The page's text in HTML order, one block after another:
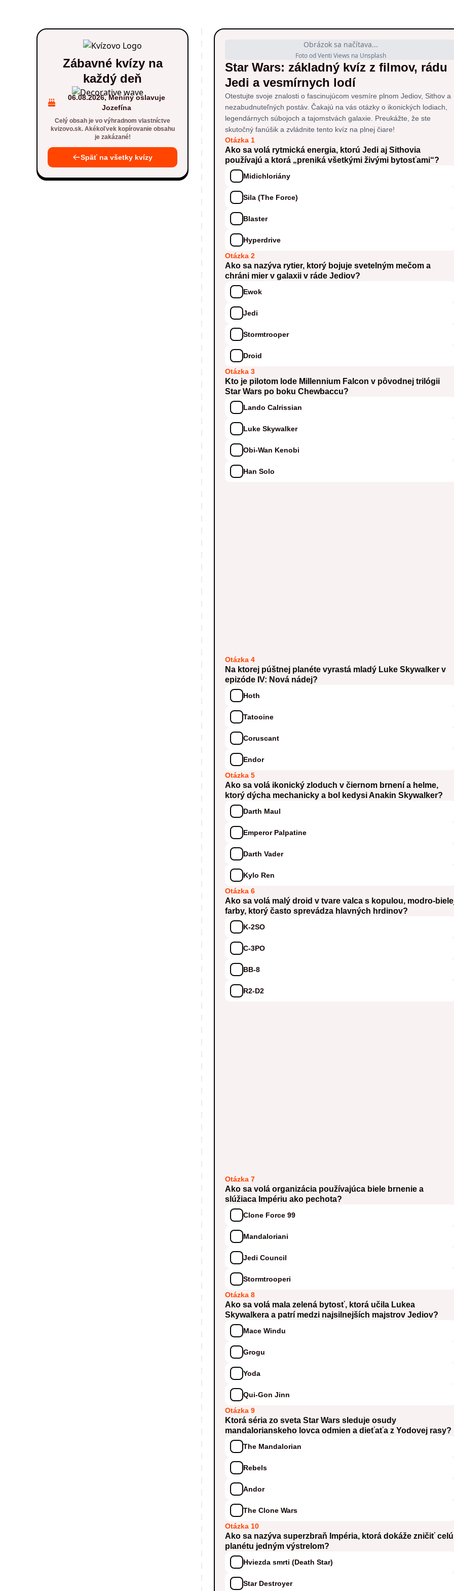
Zábavné kvízy na
každý deň
06.08.2026, Meniny oslavuje
Jozefína
Celý obsah je vo výhradnom vlastníctve
kvizovo.sk. Akékoľvek kopírovanie obsahu
je zakázané!
Späť na všetky kvízy
Obrázok sa načítava...
Foto od Venti Views na Unsplash
Star Wars: základný kvíz z filmov, rádu
Jedi a vesmírnych lodí
Otestujte svoje znalosti o fascinujúcom vesmíre plnom Jediov, Sithov a
nezabudnuteľných postáv. Čakajú na vás otázky o ikonických lodiach,
legendárnych súbojoch a tajomstvách galaxie. Preukážte, že ste
skutočný fanúšik a zvládnite tento kvíz na plnej čiare!
Otázka 1
Ako sa volá rytmická energia, ktorú Jedi aj Sithovia
používajú a ktorá „preniká všetkými živými bytosťami“?
Midichloriány
Sila (The Force)
Blaster
Hyperdrive
Otázka 2
Ako sa nazýva rytier, ktorý bojuje svetelným mečom a
chráni mier v galaxii v ráde Jediov?
Ewok
Jedi
Stormtrooper
Droid
Otázka 3
Kto je pilotom lode Millennium Falcon v pôvodnej trilógii
Star Wars po boku Chewbaccu?
Lando Calrissian
Luke Skywalker
Obi-Wan Kenobi
Han Solo
Otázka 4
Na ktorej púštnej planéte vyrastá mladý Luke Skywalker v
epizóde IV: Nová nádej?
Hoth
Tatooine
Coruscant
Endor
Otázka 5
Ako sa volá ikonický zloduch v čiernom brnení a helme,
ktorý dýcha mechanicky a bol kedysi Anakin Skywalker?
Darth Maul
Emperor Palpatine
Darth Vader
Kylo Ren
Otázka 6
Ako sa volá malý droid v tvare valca s kopulou, modro-
farby, ktorý často sprevádza hlavných hrdinov?
K-2SO
C-3PO
BB-8
R2-D2
Otázka 7
Ako sa volá organizácia používajúca biele brnenie a
slúžiaca Impériu ako pechota?
Clone Force 99
Mandaloriani
Jedi Council
Stormtrooperi
Otázka 8
Ako sa volá mala zelená bytosť, ktorá učila Lukea
Skywalkera a patrí medzi najsilnejších majstrov Jediov?
Mace Windu
Grogu
Yoda
Qui-Gon Jinn
Otázka 9
Ktorá séria zo sveta Star Wars sleduje osudy
mandalorianskeho lovca odmien a dieťaťa z Yodovej rasy?
The Mandalorian
Rebels
Andor
The Clone Wars
Otázka 10
Ako sa nazýva superzbraň Impéria, ktorá dokáže zničiť celú
planétu jedným výstrelom?
Hviezda smrti (Death Star)
Star Destroyer